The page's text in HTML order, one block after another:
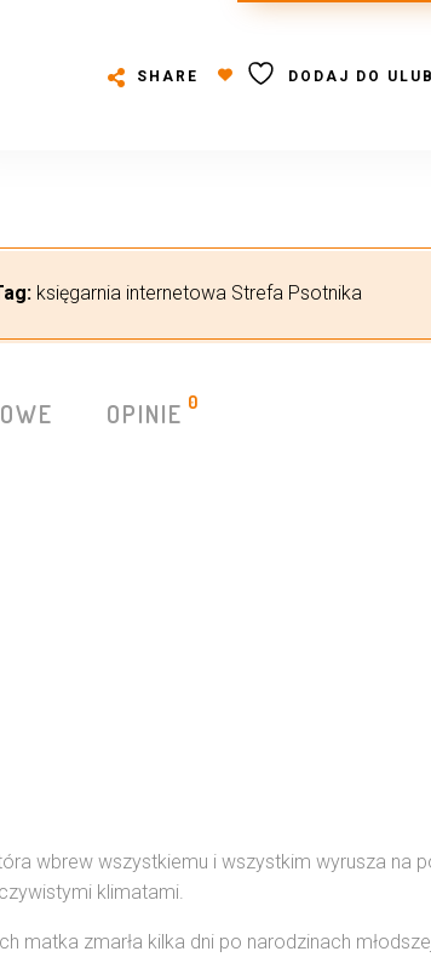
SHARE DODAJ DO
księgarnia internetowa Strefa Psotnika
OPINIE 0
wbrew wszystkiemu i wszystkim wyrusza na
klimatami.
zmarła kilka dni po narodzinach